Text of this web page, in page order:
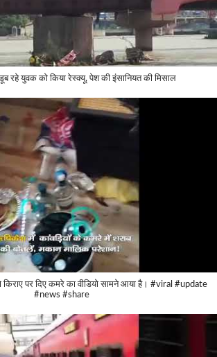
डूब रहे युवक को किया रेस्क्यू, पेश की इंसानियत की मिसाल
पर दिए कमरे का वीडियो सामने आया है। #viral #update
#news #share